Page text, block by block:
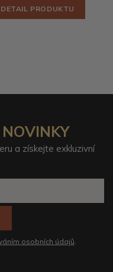
DETAIL PRODUKTU
a získejte exkluzivní
osobních údajů